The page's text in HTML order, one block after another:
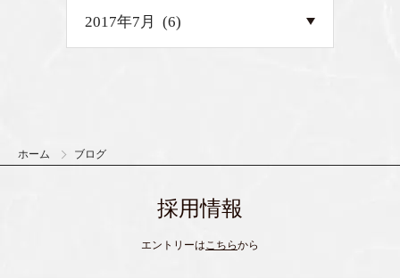
ホーム ブログ
採用情報
エントリーは こちらから